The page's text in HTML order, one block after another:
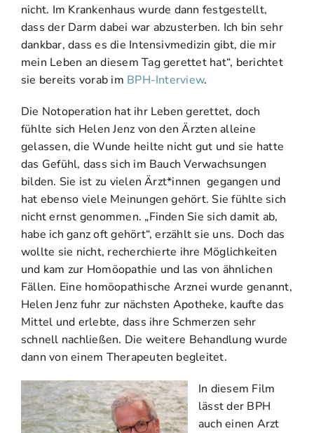
nicht. Im Krankenhaus wurde dann festgestellt,
dass der Darm dabei war abzusterben. Ich bin sehr
dankbar, dass es die Intensivmedizin gibt, die mir
mein Leben an diesem Tag gerettet hat“, berichtet
sie bereits vorab im BPH-Interview.
Die Notoperation hat ihr Leben gerettet, doch
fühlte sich Helen Jenz von den Ärzten alleine
gelassen, die Wunde heilte nicht gut und sie hatte
das Gefühl, dass sich im Bauch Verwachsungen
bilden. Sie ist zu vielen Ärzt*innen gegangen und
hat ebenso viele Meinungen gehört. Sie fühlte sich
nicht ernst genommen. „Finden Sie sich damit ab,
habe ich ganz oft gehört“, erzählt sie uns. Doch das
wollte sie nicht, recherchierte ihre Möglichkeiten
und kam zur Homöopathie und las von ähnlichen
Fällen. Eine homöopathische Arznei wurde genannt,
Helen Jenz fuhr zur nächsten Apotheke, kaufte das
Mittel und erlebte, dass ihre Schmerzen sehr
schnell nachließen. Die weitere Behandlung wurde
dann von einem Therapeuten begleitet.
In diesem Film
lässt der BPH
auch einen Arzt